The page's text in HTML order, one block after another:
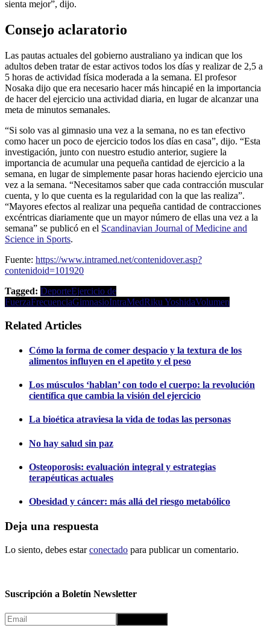
sienta mejor”, dijo.
Consejo aclaratorio
Las pautas actuales del gobierno australiano ya indican que los
adultos deben tratar de estar activos todos los días y realizar de 2,5 a
5 horas de actividad física moderada a la semana. El profesor
Nosaka dijo que era necesario hacer más hincapié en la importancia
de hacer del ejercicio una actividad diaria, en lugar de alcanzar una
meta de minutos semanales.
“Si solo vas al gimnasio una vez a la semana, no es tan efectivo
como hacer un poco de ejercicio todos los días en casa”, dijo. “Esta
investigación, junto con nuestro estudio anterior, sugiere la
importancia de acumular una pequeña cantidad de ejercicio a la
semana, en lugar de simplemente pasar horas haciendo ejercicio una
vez a la semana. “Necesitamos saber que cada contracción muscular
cuenta, y lo que cuenta es la regularidad con la que las realiza”.
“Mayores efectos al realizar una pequeña cantidad de contracciones
excéntricas diariamente que un mayor número de ellas una vez a la
semana” se publicó en el Scandinavian Journal of Medicine and
Science in Sports.
Fuente: https://www.intramed.net/contenidover.asp?
contenidoid=101920
Tagged: DeporteEjercicio de
FuerzaFrecuenciaGimnasioIntraMedRiku YoshidaVolumen
Related Articles
Cómo la forma de comer despacio y la textura de los
alimentos influyen en el apetito y el peso
Los músculos ‘hablan’ con todo el cuerpo: la revolución
científica que cambia la visión del ejercicio
La bioética atraviesa la vida de todas las personas
No hay salud sin paz
Osteoporosis: evaluación integral y estrategias
terapéuticas actuales
Obesidad y cáncer: más allá del riesgo metabólico
Deja una respuesta
Lo siento, debes estarconectado para publicar un comentario.
Suscripción a Boletín Newsletter